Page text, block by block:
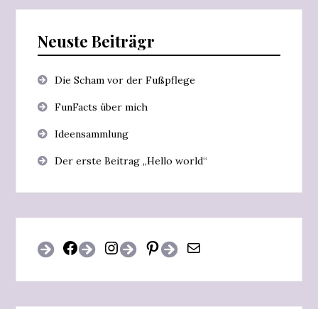
Neuste Beiträgr
Die Scham vor der Fußpflege
FunFacts über mich
Ideensammlung
Der erste Beitrag „Hello world“
FacebookInstagram
Pinterest